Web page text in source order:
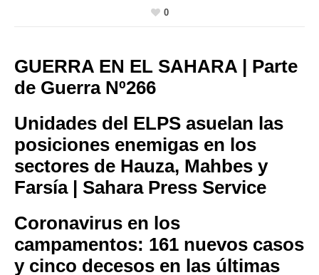
0
GUERRA EN EL SAHARA | Parte
de Guerra Nº266
Unidades del ELPS asuelan las
posiciones enemigas en los
sectores de Hauza, Mahbes y
Farsía | Sahara Press Service
Coronavirus en los
campamentos: 161 nuevos casos
y cinco decesos en las últimas